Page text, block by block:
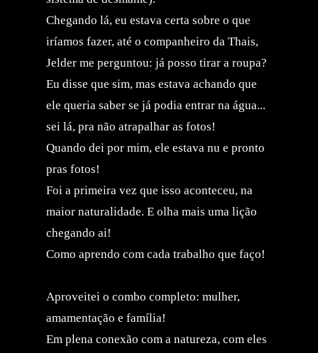
Chegando lá, eu estava certa sobre o que
iríamos fazer, até o companheiro da Thais,
Jelder me perguntou: já posso tirar a roupa?
Eu disse que sim, mas estava achando que
ele queria saber se já podia entrar na água...
sei lá, pra não atrapalhar as fotos!
Quando dei por mim, ele estava nu e pronto
pras fotos!
Foi a primeira vez que isso aconteceu, na
maior naturalidade. E olha mais uma lição
chegando ai!
Como aprendo com cada trabalho que faço!
Aproveitei o combo completo: mulher,
amamentação e família!
Em plena conexão com a natureza, com eles